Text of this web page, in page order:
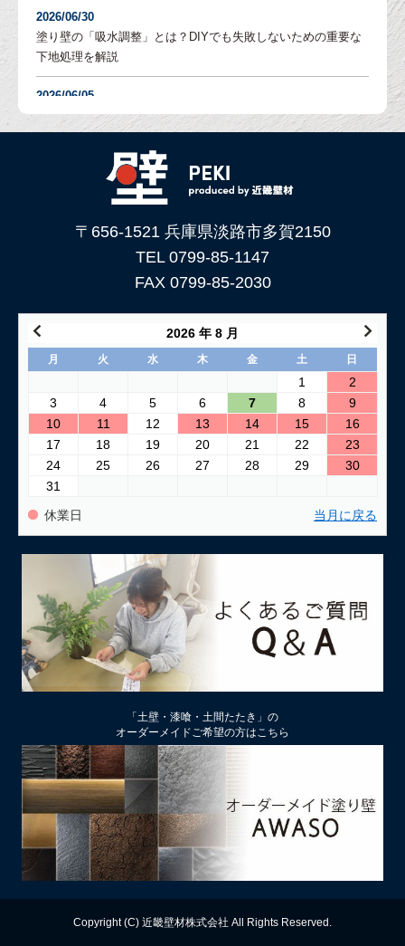
2026/06/30
塗り壁の「吸水調整」とは？DIYでも失敗しないための重要な
下地処理を解説
2026/06/05
「土壁」と「漆喰」 仕上がり表情はどんな違いがある？
土壁仕上げ材「塗ってくれい」がリニューアルしました！
コンクリートに土壁を塗る方法
2026/03/24
古い壁の塗り替え｜失敗しない下地処理のポイント
「壁カラー」はどんな塗り壁材の着色に使える もちろん土壁
にも！
2026/02/13
土壁リフォーム時アクが出たり、出なかったりするのはなぜ？
くするには
2026/01/29
中塗り仕舞い（中塗土仕上げ）するなら下地によって厚み変更
を
2026/01/09
【塗り替え下地処理】ビニールクロスは剥がさず下地処理する
のがおすすめ
2025/12/13
漆喰の上に土壁は塗れるのか？
2025/11/28
漆喰と土どちらがカビが生えにくい？
〒656-1521 兵庫県淡路市多賀2150
TEL 0799-85-1147
FAX 0799-85-2030
2026 年 8 月
月 火 水 木 金 土 日
1
2
3
4 5 6 7 8
9
10
11 12 13 14 15
16
17
18 19 20 21 22
23
24
25 26 27 28 29
30
31
休業日 当月に戻る
「土壁・漆喰・土間たたき」の
オーダーメイドご希望の方はこちら
Copyright (C) 近畿壁材株式会社 All Rights Reserved.